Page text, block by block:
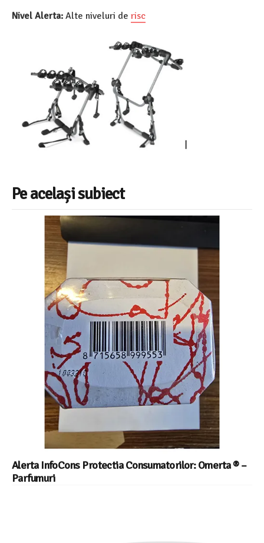
Nivel Alerta: Alte niveluri de risc
Pe același subiect
Alerta InfoCons Protectia Consumatorilor: Omerta ® –
Parfumuri